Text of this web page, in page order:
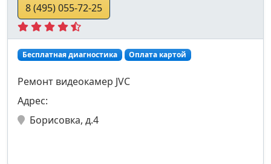
8 (495) 055-72-25
Бесплатная диагностика Оплата картой
Ремонт видеокамер JVC
Адрес:
Борисовка, д.4